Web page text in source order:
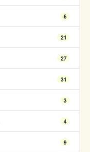
6
21
27
31
3
4
9